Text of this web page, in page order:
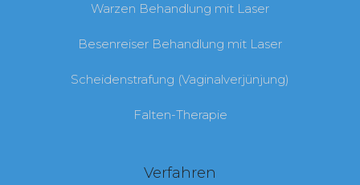
Warzen Behandlung mit Laser
Besenreiser Behandlung mit Laser
Scheidenstrafung (Vaginalverjünjung)
Falten-Therapie
Verfahren